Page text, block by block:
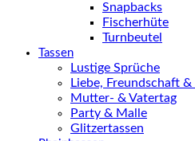
Snapbacks
Fischerhüte
Turnbeutel
Tassen
Lustige Sprüche
Liebe, Freundschaft &
Mutter- & Vatertag
Party & Malle
Glitzertassen